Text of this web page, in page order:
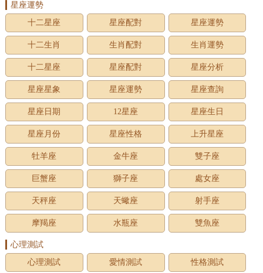
星座運勢
十二星座
星座配對 星座運勢
十二生肖 生肖配對 生肖運勢
十二星座 星座配對 星座分析
星座星象 星座運勢 星座查詢
星座日期 12星座 星座生日
星座月份 星座性格 上升星座
牡羊座 金牛座 雙子座
巨蟹座 獅子座 處女座
天秤座 天蠍座 射手座
摩羯座 水瓶座 雙魚座
心理測試
心理測試
愛情測試 性格測試